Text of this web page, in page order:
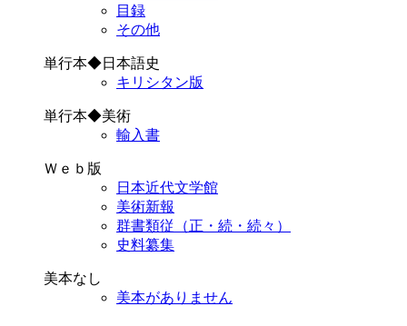
目録
その他
単行本◆日本語史
キリシタン版
単行本◆美術
輸入書
Ｗｅｂ版
日本近代文学館
美術新報
群書類従（正・続・続々）
史料纂集
美本なし
美本がありません